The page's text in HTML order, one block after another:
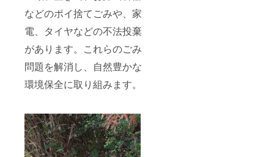
などのポイ捨てごみや、家
電、タイヤなどの不法投棄
があります。これらのごみ
問題を解消し、自然豊かな
環境保全に取り組みます。